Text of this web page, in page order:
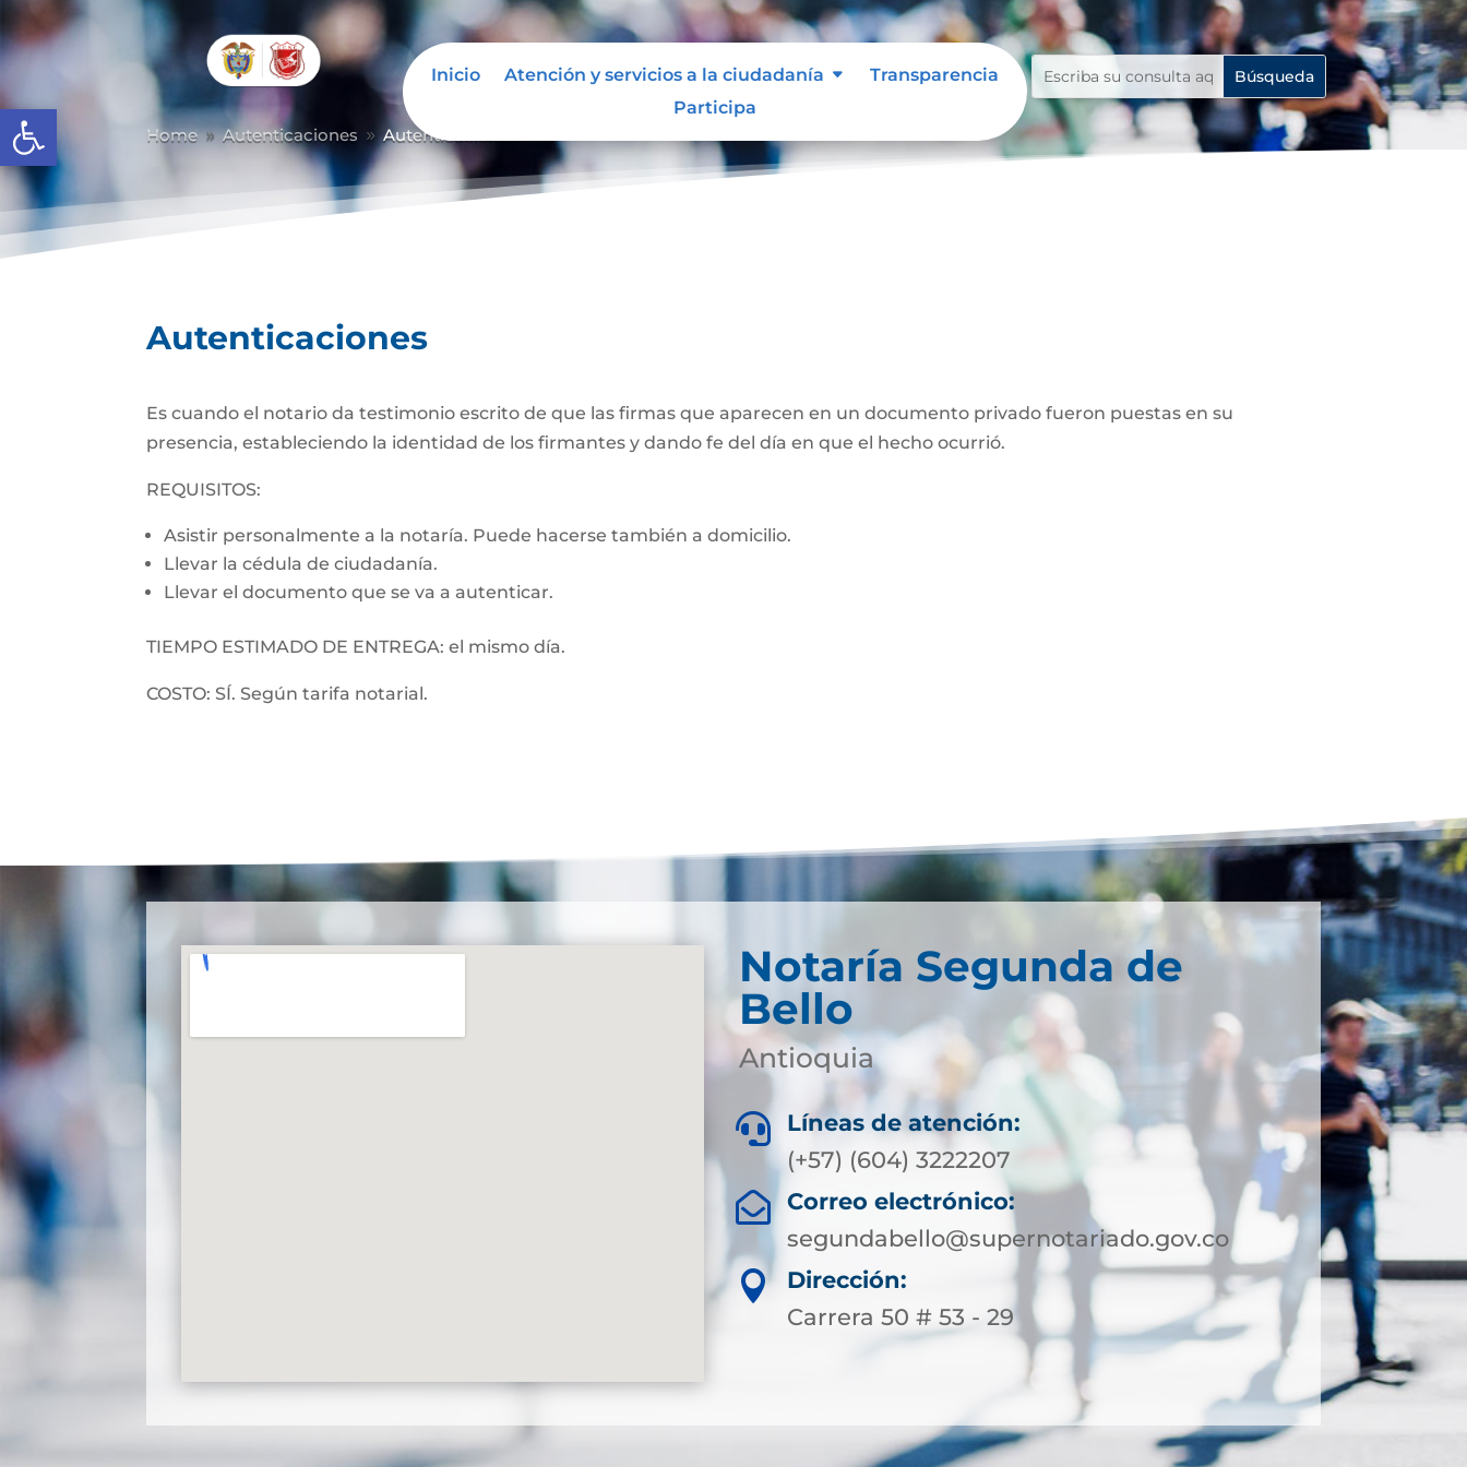
Abrir barra de herramientas
Inicio Atención y servicios a la ciudadanía
Transparencia
Participa
Home 9 Autenticaciones 9 Autenticaciones
Autenticaciones
Es cuando el notario da testimonio escrito de que las firmas que aparecen en un documento privado fueron puestas en su
presencia, estableciendo la identidad de los firmantes y dando fe del día en que el hecho ocurrió.
REQUISITOS:
Asistir personalmente a la notaría. Puede hacerse también a domicilio.
Llevar la cédula de ciudadanía.
Llevar el documento que se va a autenticar.
TIEMPO ESTIMADO DE ENTREGA: el mismo día.
COSTO: SÍ. Según tarifa notarial.
Notaría Segunda de
Bello
Antioquia

Líneas de atención:
(+57) (604) 3222207

Correo electrónico:
segundabello@supernotariado.gov.co

Dirección:
Carrera 50 # 53 - 29